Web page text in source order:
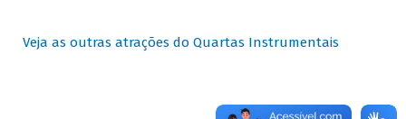
Veja as outras atrações do Quartas Instrumentais